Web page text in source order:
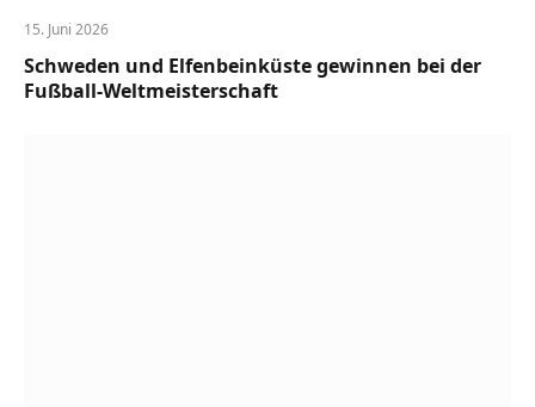
15. Juni 2026
Schweden und Elfenbeinküste gewinnen bei der
Fußball-Weltmeisterschaft